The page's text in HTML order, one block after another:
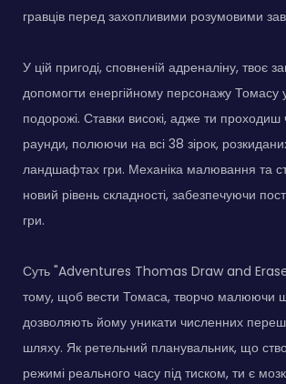
гравців перед захопливими розумовими
У цій пригоді, сповненій адреналіну, твоє
допомогти енергійному персонажу Томасу
подорожі. Ставки високі, адже ти проходиш
раунди, полюючи на всі 38 зірок,
ландшафтах гри. Механіка малювання та
новий рівень складності, забезпечуючи
гри.
Суть "Adventures Thomas Draw and
тому, щоб вести Томаса, творчо малюючи
дозволяють йому уникати численних
шляху. Як ретельний планувальник, що
режимі реального часу під тиском, ти є